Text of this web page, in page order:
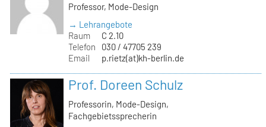
Professor, Mode-Design
→ Lehrangebote
Raum
C 2.10
Telefon
030 / 47705 239
Email
p.rietz(at)kh-berlin.de
Prof. Doreen Schulz
Professorin, Mode-Design,
Fachgebietssprecherin